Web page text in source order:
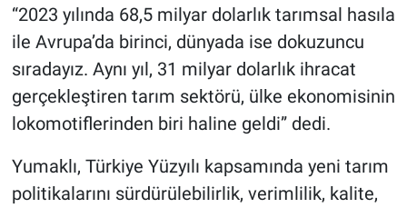
“2023 yılında 68,5 milyar dolarlık tarımsal hasıla
ile Avrupa’da birinci, dünyada ise dokuzuncu
sıradayız. Aynı yıl, 31 milyar dolarlık ihracat
gerçekleştiren tarım sektörü, ülke ekonomisinin
lokomotiflerinden biri haline geldi” dedi.
Yumaklı, Türkiye Yüzyılı kapsamında yeni tarım
politikalarını sürdürülebilirlik, verimlilik, kalite,